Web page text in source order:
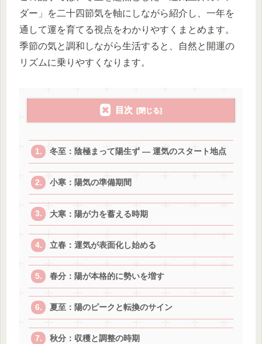
ダー」を二十四節気を軸にしながら紹介し、一年を
通して運を育てる視点をわかりやすくまとめます。
季節の気と調和しながら生活すると、自然と開運の
リズムに乗りやすくなります。
目次
冬至：陰極まって陽生ず ― 運気のスタート地点
小寒：陽気の準備期間
大寒：陽が力を蓄える時期
立春：運気が表面化し始める
春分：陽が本格的に勢いを増す
夏至：陽のピークと転換のサイン
秋分：収穫と調整の時期